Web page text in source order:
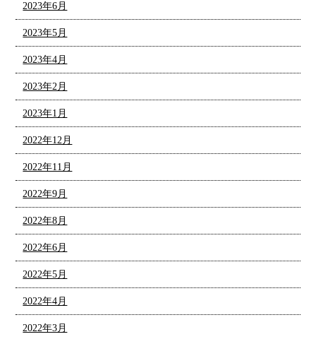
2023年6月
2023年5月
2023年4月
2023年2月
2023年1月
2022年12月
2022年11月
2022年9月
2022年8月
2022年6月
2022年5月
2022年4月
2022年3月